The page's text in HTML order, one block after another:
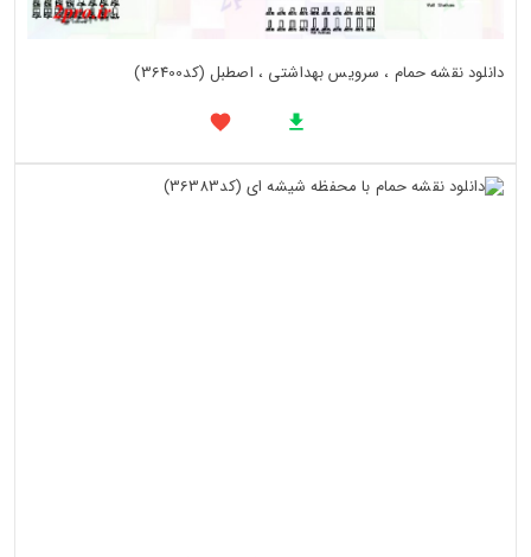
دانلود نقشه حمام ، سرویس بهداشتی ، اصطبل (کد36400)